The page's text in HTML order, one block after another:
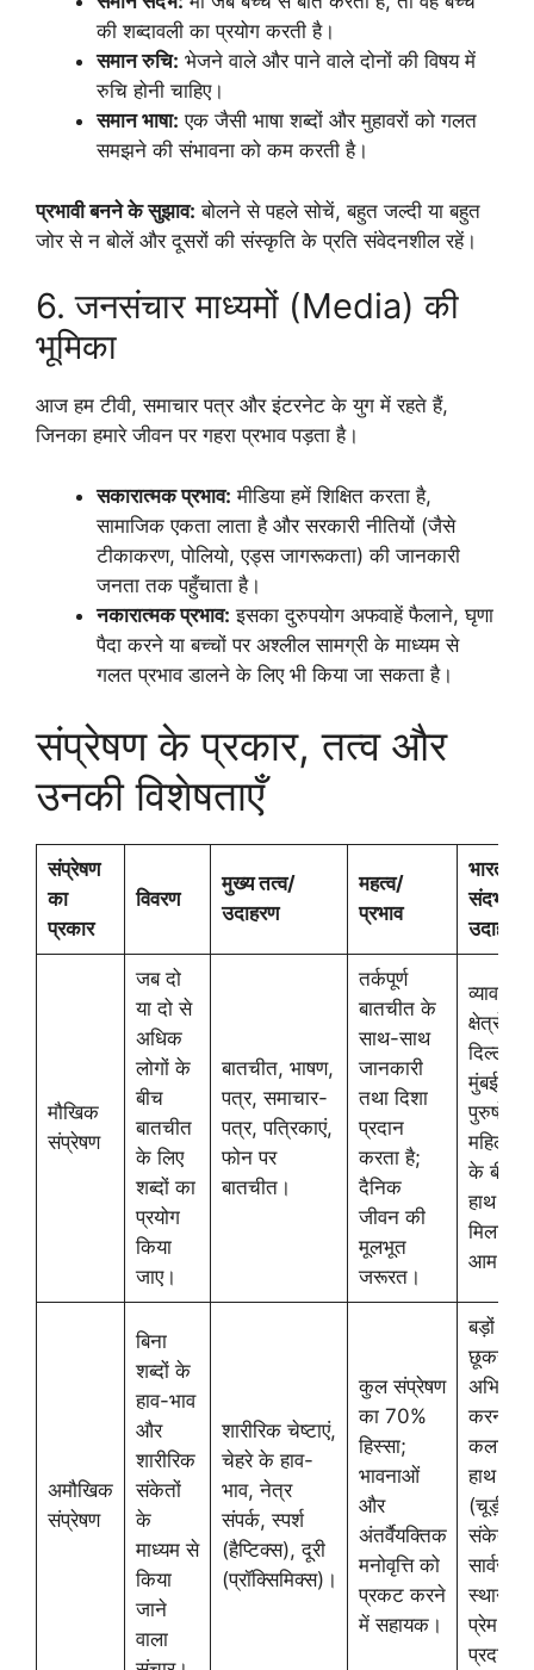
की शब्दावली का प्रयोग करती है।
समान रुचि: भेजने वाले और पाने वाले दोनों की विषय में
रुचि होनी चाहिए।
समान भाषा: एक जैसी भाषा शब्दों और मुहावरों को गलत
समझने की संभावना को कम करती है।
प्रभावी बनने के सुझाव: बोलने से पहले सोचें, बहुत जल्दी या बहुत
जोर से न बोलें और दूसरों की संस्कृति के प्रति संवेदनशील रहें।
6. जनसंचार माध्यमों (Media) की
भूमिका
आज हम टीवी, समाचार पत्र और इंटरनेट के युग में रहते हैं,
जिनका हमारे जीवन पर गहरा प्रभाव पड़ता है।
सकारात्मक प्रभाव: मीडिया हमें शिक्षित करता है,
सामाजिक एकता लाता है और सरकारी नीतियों (जैसे
टीकाकरण, पोलियो, एड्स जागरूकता) की जानकारी
जनता तक पहुँचाता है।
नकारात्मक प्रभाव: इसका दुरुपयोग अफवाहें फैलाने, घृणा
पैदा करने या बच्चों पर अश्लील सामग्री के माध्यम से
गलत प्रभाव डालने के लिए भी किया जा सकता है।
संप्रेषण के प्रकार, तत्व और
उनकी विशेषताएँ
संप्रेषण
का
प्रकार
विवरण
मुख्य तत्व/
उदाहरण
महत्व/
प्रभाव
भारतीय
संदर्भ में
उदाहरण
मौखिक
संप्रेषण
जब दो
या दो से
अधिक
लोगों के
बीच
बातचीत
के लिए
शब्दों का
प्रयोग
किया
जाए।
बातचीत, भाषण,
पत्र, समाचार-
पत्र, पत्रिकाएं,
फोन पर
बातचीत।
तर्कपूर्ण
बातचीत के
साथ-साथ
जानकारी
तथा दिशा
प्रदान
करता है;
दैनिक
जीवन की
मूलभूत
जरूरत।
क्षेत्रों
दिल्ली,
मुंबई) में
पुरुषों
महिलाओं
के बीच
हाथ
मिलाना
आम है।
अमौखिक
संप्रेषण
बिना
शब्दों के
हाव-भाव
और
शारीरिक
संकेतों
के
माध्यम से
किया
जाने
वाला
शारीरिक चेष्टाएं,
चेहरे के हाव-
भाव, नेत्र
संपर्क, स्पर्श
(हैप्टिक्स), दूरी
(प्रॉक्सिमिक्स)।
कुल संप्रेषण
का 70%
हिस्सा;
भावनाओं
और
अंतर्वैयक्तिक
मनोवृत्ति को
प्रकट करने
में सहायक।
बड़ों के
छूकर
करना;
कलाई पर
हाथ
(चूड़ी का
संकेत);
स्थानों
प्रेम
प्रदर्शन